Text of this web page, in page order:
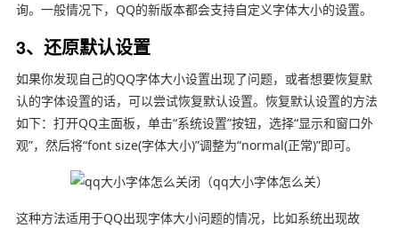
询。一般情况下，QQ的新版本都会支持自定义字体大小的设置。
3、还原默认设置
如果你发现自己的QQ字体大小设置出现了问题，或者想要恢复默
认的字体设置的话，可以尝试恢复默认设置。恢复默认设置的方法
如下：打开QQ主面板，单击“系统设置”按钮，选择“显示和窗口外
观”，然后将“font size(字体大小)”调整为“normal(正常)”即可。
这种方法适用于QQ出现字体大小问题的情况，比如系统出现故